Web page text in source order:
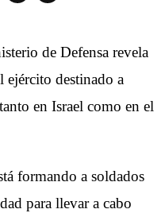
de Defensa revela
ejército destinado a
en Israel como en el
formando a soldados
para llevar a cabo